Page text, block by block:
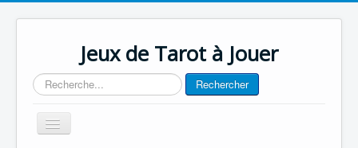
Jeux de Tarot à Jouer
Rechercher Rechercher
Basculer
la